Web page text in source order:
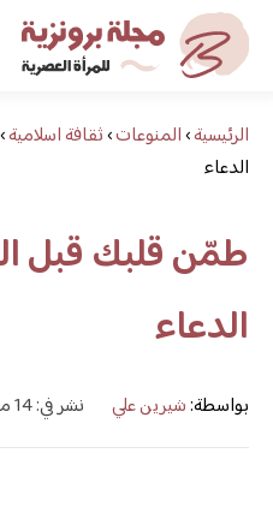
مجلة برونزيةالرئيسية›المنوعات›ثقافة اسلامية›
الدعاء
طمّن قلبك قبل
الدعاء
بواسطة:شيرين علي نشر في: 14 مارس، 2020